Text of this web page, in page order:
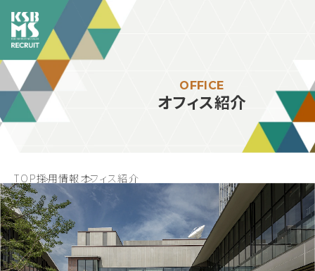
OFFICE
オフィス紹介
TOP採用情報 オフィス紹介